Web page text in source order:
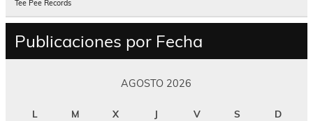
Tee Pee Records
Publicaciones por Fecha
AGOSTO 2026
L M X J V S D